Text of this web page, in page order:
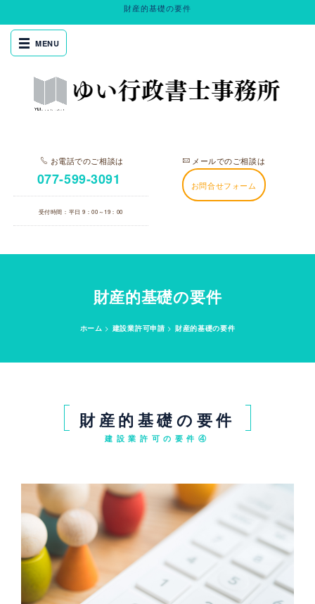
財産的基礎の要件
お電話でのご相談は
077-599-3091
受付時間：平日 9：00～19：00
メールでのご相談は
お問合せフォーム
財産的基礎の要件
ホーム > 建設業許可申請 > 財産的基礎の要件
財産的基礎の要件
建設業許可の要件④